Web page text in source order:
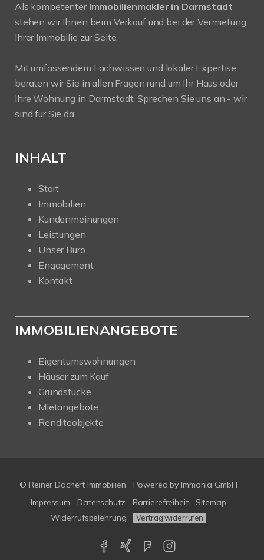
Als kompetenter Immobilienmakler in Darmstadt
stehen wir Ihnen beim Verkauf und bei der Vermietung
Ihrer Immobilie zur Seite.
Mit umfassendem Fachwissen und lokaler Expertise
beraten wir Sie in allen Fragen rund um Ihr Haus oder
Ihre Wohnung in Darmstadt. Sprechen Sie uns an - wir
sind für Sie da.
INHALT
Start
Immobilien
Kundenmeinungen
Leistungen
Unser Büro
Engagement
Kontakt
IMMOBILIENANGEBOTE
Eigentumswohnungen
Häuser zum Kauf
Grundstücke
Mietangebote
Renditeobjekte
© Reiner Dächert Immobilien Powered by Immonia GmbH
Impressum
Datenschutz Barrierefreiheit
Sitemap
Widerrufsbelehrung
Vertrag widerrufen